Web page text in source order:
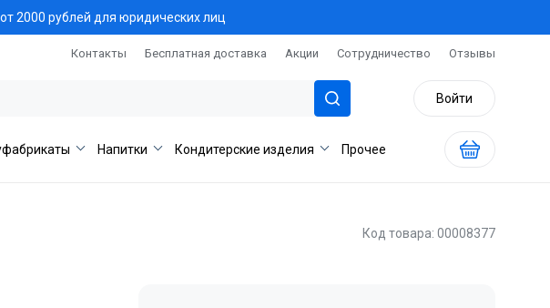
2000 рублей для юридических лиц
Контакты Бесплатная доставка Акции Сотрудничество Отзывы
Войти
Напитки Кондитерские изделия Прочее
Код товара: 00008377